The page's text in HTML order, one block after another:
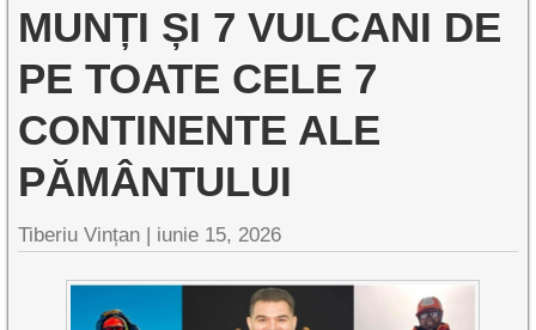
MUNȚI ȘI 7 VULCANI DE
PE TOATE CELE 7
CONTINENTE ALE
PĂMÂNTULUI
Tiberiu Vințan | iunie 15, 2026